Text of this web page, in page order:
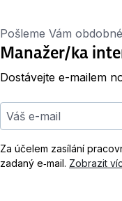
Pošleme Vám
Manažer/ka
Dostávejte e-mailem
Váš e-mail
Za účelem zasílání
zadaný e‑mail. Zobrazit